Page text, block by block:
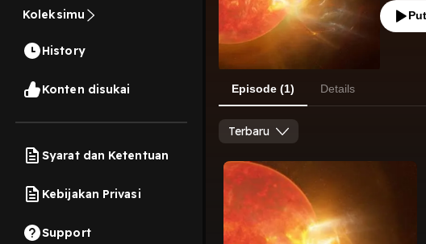
Koleksimu
History
Konten disukai
Syarat dan Ketentuan
Kebijakan Privasi
Support
Episode (1) Details
Terbaru